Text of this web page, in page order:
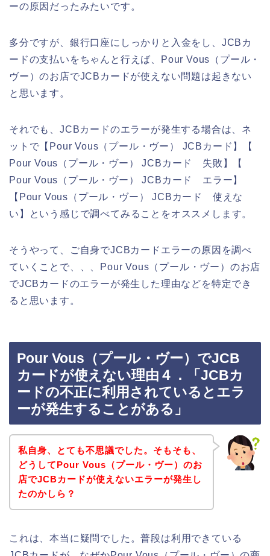
ーの原因だったみたいです。
多分ですが、銀行口座にしっかりと入金をし、JCBカ
ードの支払いをちゃんと行えば、Pour Vous（プール・
ヴー）のお店でJCBカードが使えない問題は起きない
と思います。
それでも、JCBカードのエラーが発生する場合は、ネ
ットで【Pour Vous（プール・ヴー） JCBカード】【
Pour Vous（プール・ヴー） JCBカード 失敗】【
Pour Vous（プール・ヴー） JCBカード エラー】
【Pour Vous（プール・ヴー） JCBカード 使えな
い】という感じで調べてみることをオススメします。
そうやって、ご自身でJCBカードエラーの原因を調べ
ていくことで、、、Pour Vous（プール・ヴー）のお店
でJCBカードのエラーが発生した理由などを特定でき
ると思います。
Pour Vous（プール・ヴー）でJCB
カードが使えない理由４．「JCBカ
ードの不正に利用されているとエラ
ーが発生することがある」
私自身、とても不思議でした。そもそも、
どうしてPour Vous（プール・ヴー）のお
店でJCBカードが使えないエラーが発生し
たのかしら？
これは、本当に疑問でした。普段は利用できている